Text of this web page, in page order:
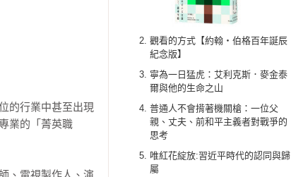
觀看的方式【約翰‧伯格百年誕辰
紀念版】
寧為一日猛虎：艾利克斯．麥金泰
爾與他的生命之山
普通人不會揹著機關槍：一位父
親、丈夫、前和平主義者對戰爭的
思考
唯紅花綻放:習近平時代的認同與歸
屬
的行業中甚至出現
業的「菁英職
、電視製作人、演